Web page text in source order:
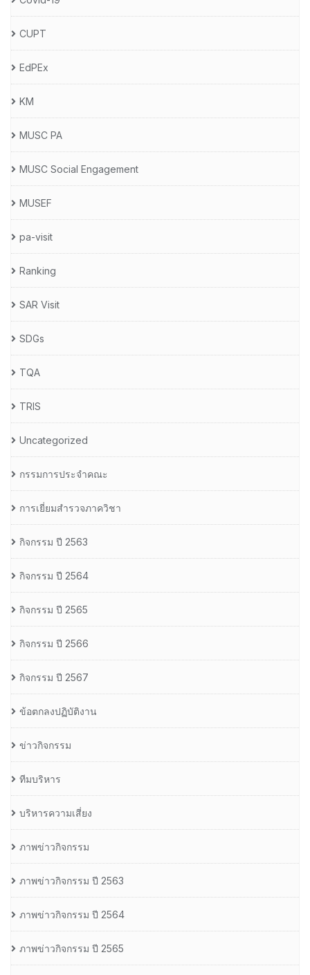
CUPT
EdPEx
KM
MUSC PA
MUSC Social Engagement
MUSEF
pa-visit
Ranking
SAR Visit
SDGs
TQA
TRIS
Uncategorized
กรรมการประจำคณะ
การเยี่ยมสำรวจภาควิชา
กิจกรรม ปี 2563
กิจกรรม ปี 2564
กิจกรรม ปี 2565
กิจกรรม ปี 2566
กิจกรรม ปี 2567
ข้อตกลงปฏิบัติงาน
ข่าวกิจกรรม
ทีมบริหาร
บริหารความเสี่ยง
ภาพข่าวกิจกรรม
ภาพข่าวกิจกรรม ปี 2563
ภาพข่าวกิจกรรม ปี 2564
ภาพข่าวกิจกรรม ปี 2565